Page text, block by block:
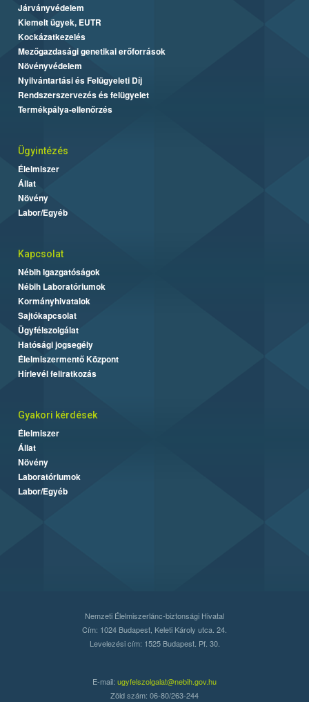
Járványvédelem
Kiemelt ügyek, EUTR
Kockázatkezelés
Mezőgazdasági genetikai erőforrások
Növényvédelem
Nyilvántartási és Felügyeleti Díj
Rendszerszervezés és felügyelet
Termékpálya-ellenőrzés
Ügyintézés
Élelmiszer
Állat
Növény
Labor/Egyéb
Kapcsolat
Nébih Igazgatóságok
Nébih Laboratóriumok
Kormányhivatalok
Sajtókapcsolat
Ügyfélszolgálat
Hatósági jogsegély
Élelmiszermentő Központ
Hírlevél feliratkozás
Gyakori kérdések
Élelmiszer
Állat
Növény
Laboratóriumok
Labor/Egyéb
Nemzeti Élelmiszerlánc-biztonsági Hivatal
Cím: 1024 Budapest, Keleti Károly utca. 24.
Levelezési cím: 1525 Budapest. Pf. 30.
E-mail: ugyfelszolgalat@nebih.gov.hu
Zöld szám: 06-80/263-244